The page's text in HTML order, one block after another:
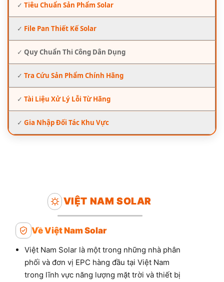
✓ Tiêu Chuẩn Sản Phẩm Solar
✓ File Pan Thiết Kế Solar
✓ Quy Chuẩn Thi Công Dân Dụng
✓ Tra Cứu Sản Phẩm Chính Hãng
✓ Tài Liệu Xử Lý Lỗi Từ Hãng
✓ Gia Nhập Đối Tác Khu Vực
VIỆT NAM SOLAR
Về Việt Nam Solar
Việt Nam Solar là một trong những nhà phân
phối và đơn vị EPC hàng đầu tại Việt Nam
trong lĩnh vực năng lượng mặt trời và thiết bị